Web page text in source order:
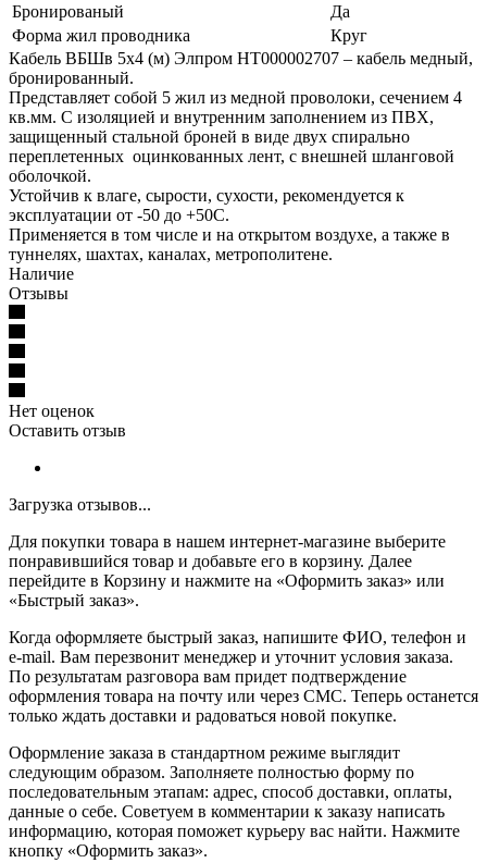
Бронированый
Да
Форма жил проводника
Круг
Кабель ВБШв 5х4 (м) Элпром НТ000002707 – кабель медный,
бронированный.
Представляет собой 5 жил из медной проволоки, сечением 4
кв.мм. С изоляцией и внутренним заполнением из ПВХ,
защищенный стальной броней в виде двух спирально
переплетенных оцинкованных лент, с внешней шланговой
оболочкой.
Устойчив к влаге, сырости, сухости, рекомендуется к
эксплуатации от -50 до +50С.
Применяется в том числе и на открытом воздухе, а также в
туннелях, шахтах, каналах, метрополитене.
Наличие
Отзывы
Нет оценок
Оставить отзыв
Загрузка отзывов...
Для покупки товара в нашем интернет-магазине выберите
понравившийся товар и добавьте его в корзину. Далее
перейдите в Корзину и нажмите на «Оформить заказ» или
«Быстрый заказ».
Когда оформляете быстрый заказ, напишите ФИО, телефон и
e-mail. Вам перезвонит менеджер и уточнит условия заказа.
По результатам разговора вам придет подтверждение
оформления товара на почту или через СМС. Теперь останется
только ждать доставки и радоваться новой покупке.
Оформление заказа в стандартном режиме выглядит
следующим образом. Заполняете полностью форму по
последовательным этапам: адрес, способ доставки, оплаты,
данные о себе. Советуем в комментарии к заказу написать
информацию, которая поможет курьеру вас найти. Нажмите
кнопку «Оформить заказ».